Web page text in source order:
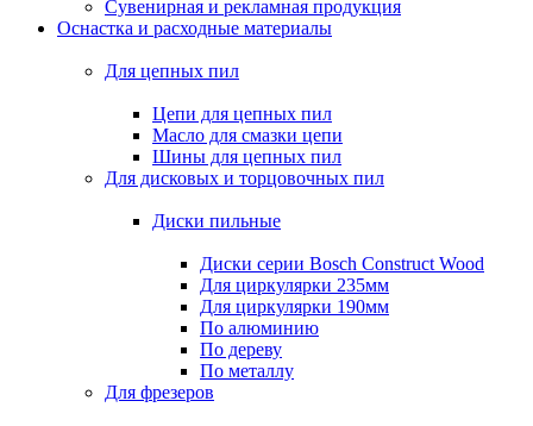
Сувенирная и рекламная продукция
Оснастка и расходные материалы
Для цепных пил
Цепи для цепных пил
Масло для смазки цепи
Шины для цепных пил
Для дисковых и торцовочных пил
Диски пильные
Диски серии Bosch Construct Wood
Для циркулярки 235мм
Для циркулярки 190мм
По алюминию
По дереву
По металлу
Для фрезеров